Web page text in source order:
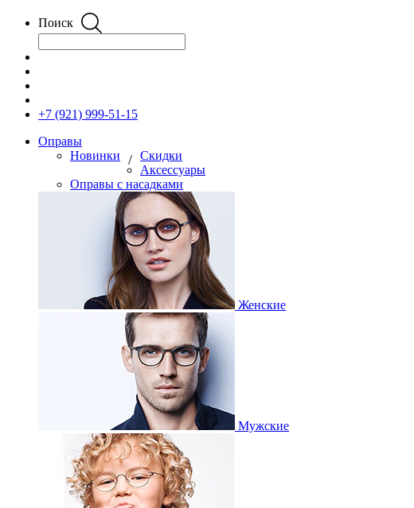
Поиск
+7 (921) 999-51-15
Оправы
Новинки
/ Скидки
Аксессуары
Оправы с насадками
Женские
Мужские